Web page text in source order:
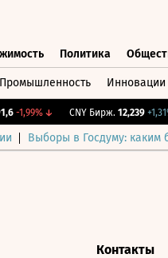
Политика
Промышленность Инновации
-1,99%↓ CNY Бирж. 12,239 +1,31%
Выборы в Госдуму: каким
Контакты